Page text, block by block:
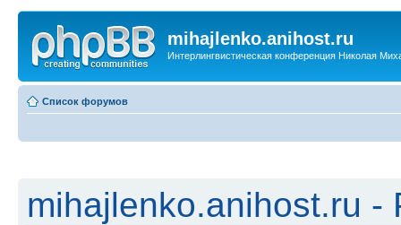
mihajlenko.anihost.ru
Интерлингвистическая конференция Николая
Список форумов
mihajlenko.anihost.ru -